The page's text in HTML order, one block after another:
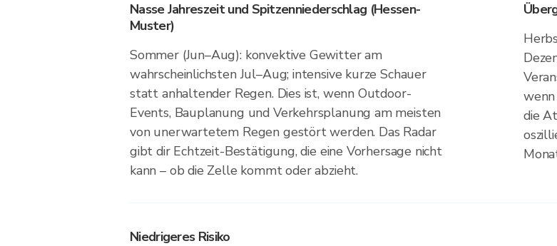
Nasse Jahreszeit und Spitzenniederschlag (Hessen-
Muster)
Sommer (Jun–Aug): konvektive Gewitter am
wahrscheinlichsten Jul–Aug; intensive kurze Schauer
statt anhaltender Regen. Dies ist, wenn Outdoor-
Events, Bauplanung und Verkehrsplanung am meisten
von unerwartetem Regen gestört werden. Das Radar
gibt dir Echtzeit-Bestätigung, die eine Vorhersage nicht
kann – ob die Zelle kommt oder abzieht.
die
Niedrigeres Risiko